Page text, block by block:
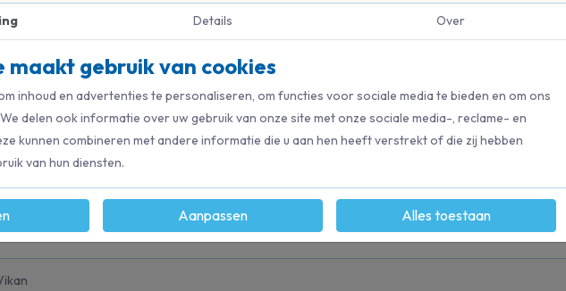
van Vikan is 40 cm breed
Details Over
maakt gebruik van cookies
inhoud en advertenties te personaliseren, om functies voor sociale media te bieden en om ons
delen ook informatie over uw gebruik van onze site met onze sociale media-, reclame- en
kunnen combineren met andere informatie die u aan hen heeft verstrekt of die zij hebben
van hun diensten.
Aanpassen Alles toestaan